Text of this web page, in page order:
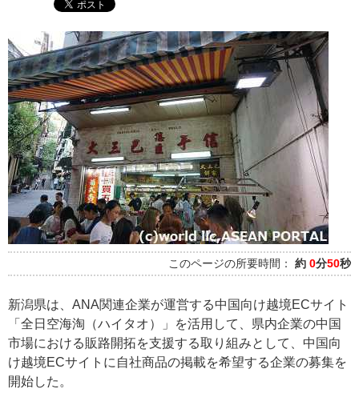
このページの所要時間： 約 0分50秒
新潟県は、ANA関連企業が運営する中国向け越境ECサイト
「全日空海淘（ハイタオ）」を活用して、県内企業の中国
市場における販路開拓を支援する取り組みとして、中国向
け越境ECサイトに自社商品の掲載を希望する企業の募集を
開始した。